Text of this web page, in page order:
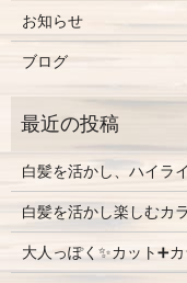
お知らせ
ブログ
白髪を活かし、ハイラ
白髪を活かし楽しむカ
大人っぽく✨カット➕